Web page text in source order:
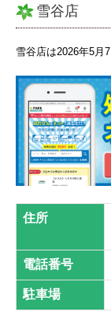
雪谷店
雪谷店は2026年5月
住所
電話番号
駐車場